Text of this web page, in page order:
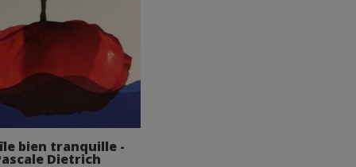
bien tranquille -
Dietrich